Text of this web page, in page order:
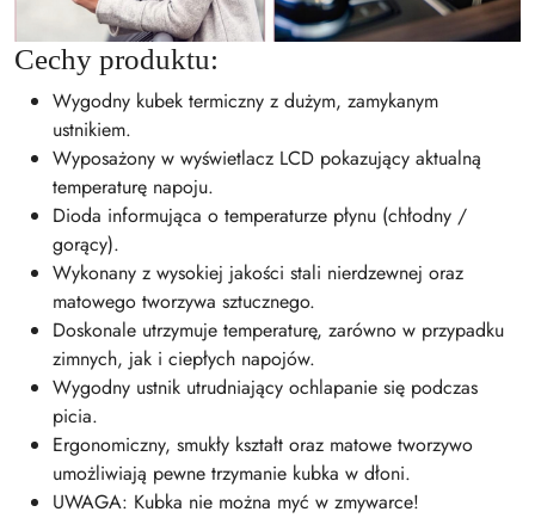
Cechy produktu:
Wygodny kubek termiczny z dużym, zamykanym
ustnikiem.
Wyposażony w wyświetlacz LCD pokazujący aktualną
temperaturę napoju.
Dioda informująca o temperaturze płynu (chłodny /
gorący).
Wykonany z wysokiej jakości stali nierdzewnej oraz
matowego tworzywa sztucznego.
Doskonale utrzymuje temperaturę, zarówno w przypadku
zimnych, jak i ciepłych napojów.
Wygodny ustnik utrudniający ochlapanie się podczas
picia.
Ergonomiczny, smukły kształt oraz matowe tworzywo
umożliwiają pewne trzymanie kubka w dłoni.
UWAGA: Kubka nie można myć w zmywarce!